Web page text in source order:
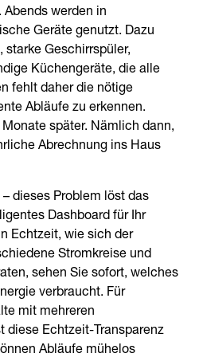
werden in
Geräte genutzt. Dazu
starke Geschirrspüler,
Küchengeräte, die alle
fehlt daher die nötige
Abläufe zu erkennen.
später. Nämlich dann,
Abrechnung ins Haus
– dieses Problem löst das
Dashboard für Ihr
Echtzeit, wie sich der
Stromkreise und
sehen Sie sofort, welches
verbraucht. Für
mit mehreren
diese Echtzeit-Transparenz
Abläufe mühelos